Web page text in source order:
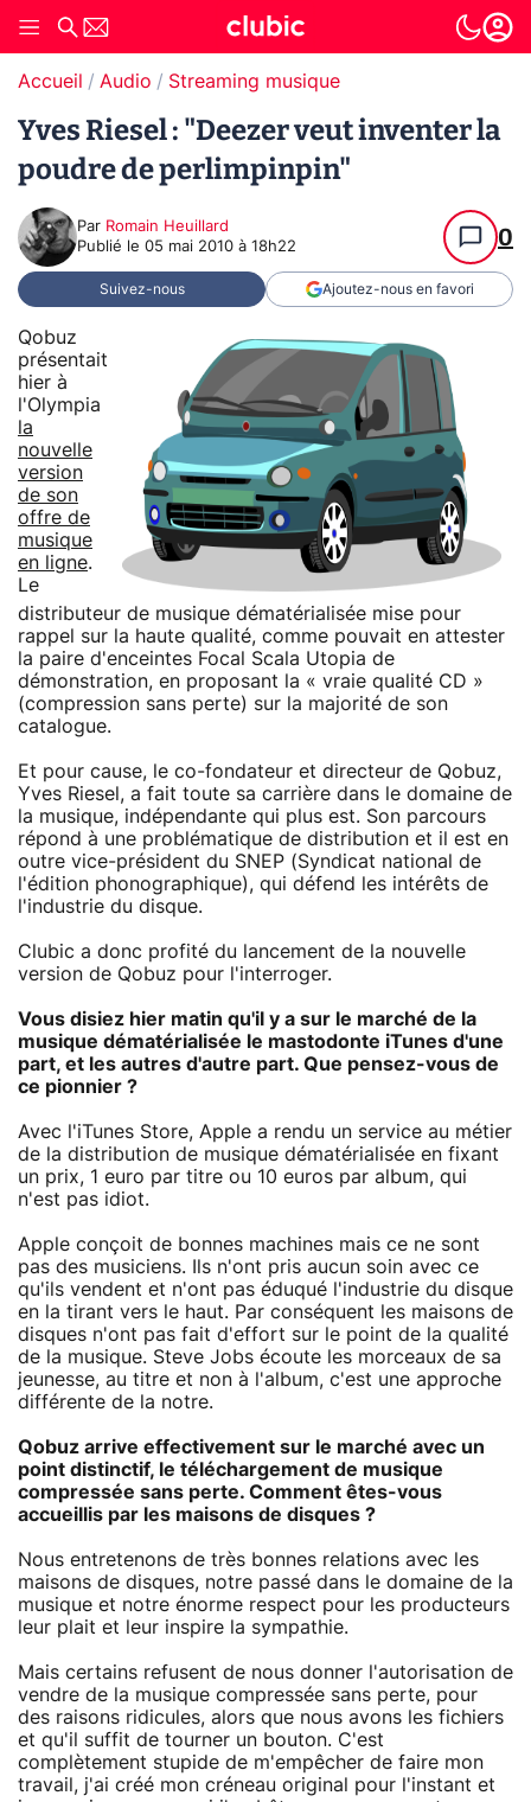
Accueil Audio Streaming musique
Yves Riesel : "Deezer veut inventer la
poudre de perlimpinpin"
Par Romain Heuillard
Publié le 05 mai 2010 à 18h22 0
Suivez-nous Ajoutez-nous en favori
Qobuz
présentait
hier à
l'Olympia
la
nouvelle
version
de son
offre de
musique
en ligne.
Le
distributeur de musique dématérialisée mise pour
rappel sur la haute qualité, comme pouvait en attester
la paire d'enceintes Focal Scala Utopia de
démonstration, en proposant la « vraie qualité CD »
(compression sans perte) sur la majorité de son
catalogue.
Et pour cause, le co-fondateur et directeur de Qobuz,
Yves Riesel, a fait toute sa carrière dans le domaine de
la musique, indépendante qui plus est. Son parcours
répond à une problématique de distribution et il est en
outre vice-président du SNEP (Syndicat national de
l'édition phonographique), qui défend les intérêts de
l'industrie du disque.
Clubic a donc profité du lancement de la nouvelle
version de Qobuz pour l'interroger.
Vous disiez hier matin qu'il y a sur le marché de la
musique dématérialisée le mastodonte iTunes d'une
part, et les autres d'autre part. Que pensez-vous de
ce pionnier ?
Avec l'iTunes Store, Apple a rendu un service au métier
de la distribution de musique dématérialisée en fixant
un prix, 1 euro par titre ou 10 euros par album, qui
n'est pas idiot.
Apple conçoit de bonnes machines mais ce ne sont
pas des musiciens. Ils n'ont pris aucun soin avec ce
qu'ils vendent et n'ont pas éduqué l'industrie du disque
en la tirant vers le haut. Par conséquent les maisons de
disques n'ont pas fait d'effort sur le point de la qualité
de la musique. Steve Jobs écoute les morceaux de sa
jeunesse, au titre et non à l'album, c'est une approche
différente de la notre.
Qobuz arrive effectivement sur le marché avec un
point distinctif, le téléchargement de musique
compressée sans perte. Comment êtes-vous
accueillis par les maisons de disques ?
Nous entretenons de très bonnes relations avec les
maisons de disques, notre passé dans le domaine de la
musique et notre énorme respect pour les producteurs
leur plait et leur inspire la sympathie.
Mais certains refusent de nous donner l'autorisation de
vendre de la musique compressée sans perte, pour
des raisons ridicules, alors que nous avons les fichiers
et qu'il suffit de tourner un bouton. C'est
complètement stupide de m'empêcher de faire mon
travail, j'ai créé mon créneau original pour l'instant et